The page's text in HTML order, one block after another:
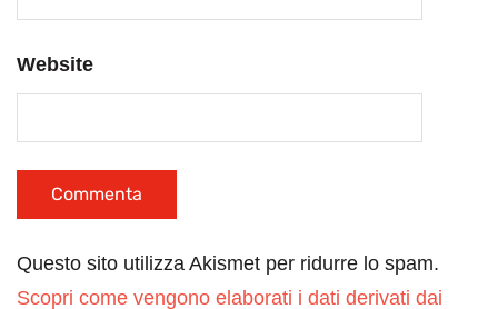
Website
Questo sito utilizza Akismet per ridurre lo spam.
Scopri come vengono elaborati i dati derivati dai